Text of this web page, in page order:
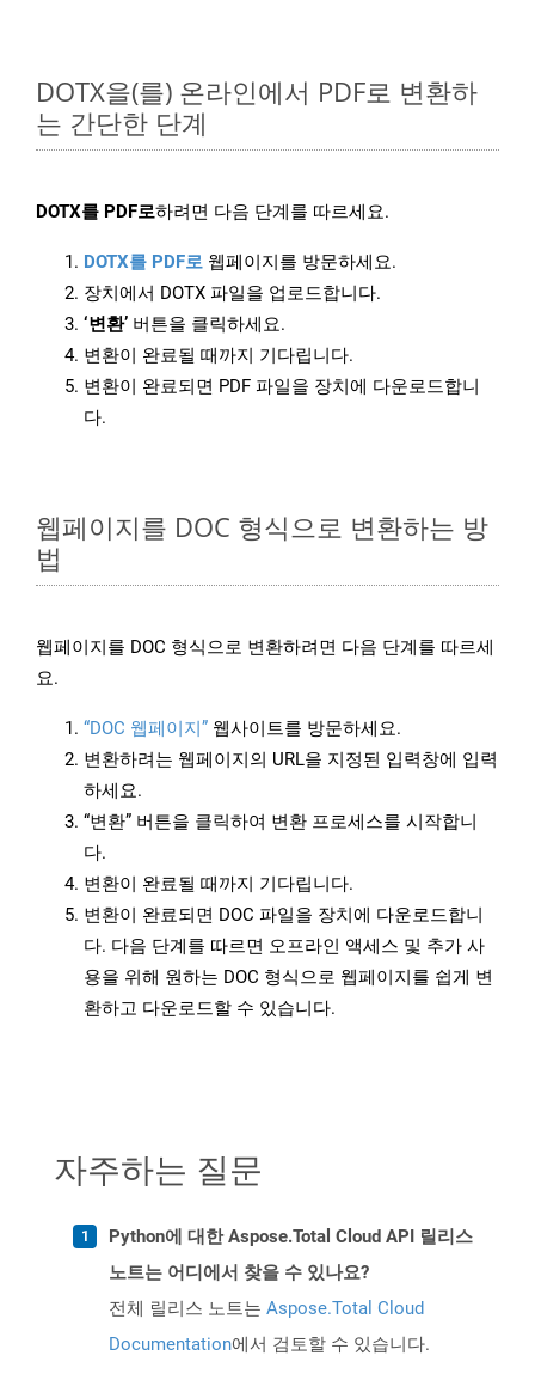
DOTX을(를) 온라인에서 PDF로 변환하
는 간단한 단계
DOTX를 PDF로하려면 다음 단계를 따르세요.
DOTX를 PDF로 웹페이지를 방문하세요.
장치에서 DOTX 파일을 업로드합니다.
‘변환’ 버튼을 클릭하세요.
변환이 완료될 때까지 기다립니다.
변환이 완료되면 PDF 파일을 장치에 다운로드합니
다.
웹페이지를 DOC 형식으로 변환하는 방
법
웹페이지를 DOC 형식으로 변환하려면 다음 단계를 따르세
요.
“DOC 웹페이지” 웹사이트를 방문하세요.
변환하려는 웹페이지의 URL을 지정된 입력창에 입력
하세요.
“변환” 버튼을 클릭하여 변환 프로세스를 시작합니
다.
변환이 완료될 때까지 기다립니다.
변환이 완료되면 DOC 파일을 장치에 다운로드합니
다. 다음 단계를 따르면 오프라인 액세스 및 추가 사
용을 위해 원하는 DOC 형식으로 웹페이지를 쉽게 변
환하고 다운로드할 수 있습니다.
자주하는 질문
Python에 대한 Aspose.Total Cloud API 릴리스
노트는 어디에서 찾을 수 있나요?
전체 릴리스 노트는 Aspose.Total Cloud
Documentation에서 검토할 수 있습니다.